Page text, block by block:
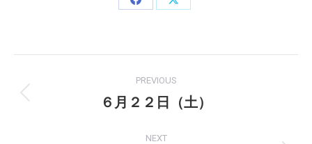
Share
Share
navigation
PREVIOUS
Previous
６月２２日（土）
NEXT